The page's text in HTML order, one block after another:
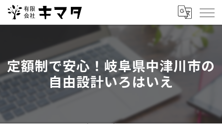
定額制で安心！岐阜県中津川市の
自由設計いろはいえ